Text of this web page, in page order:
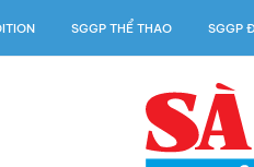
SGGP THỂ THAO SGGP